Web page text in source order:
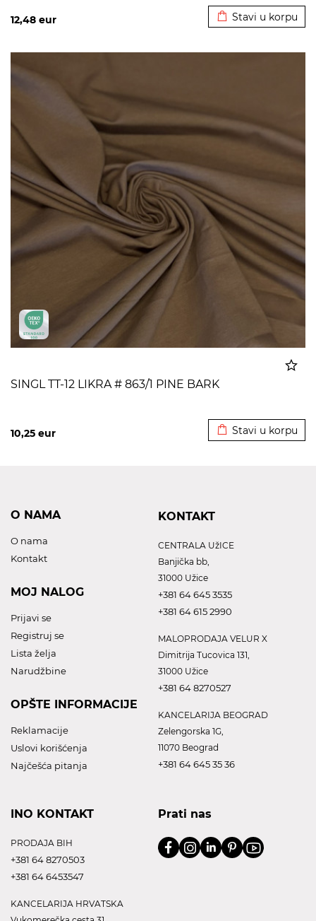
12,48 eur Stavi u korpu
SINGL TT-12 LIKRA # 863/1 PINE BARK
10,25 eur Stavi u korpu
O NAMA
O nama
Kontakt
MOJ NALOG
Prijavi se
Registruj se
Lista želja
Narudžbine
OPŠTE INFORMACIJE
Reklamacije
Uslovi korišćenja
Najčešća pitanja
KONTAKT
CENTRALA UžICE
Banjička bb,
31000 Užice
+381 64 645 3535
+381 64 615 2990
MALOPRODAJA VELUR X
Dimitrija Tucovica 131,
31000 Užice
+381 64 8270527
KANCELARIJA BEOGRAD
Zelengorska 1G,
11070 Beograd
+381 64 645 35 36
INO KONTAKT
PRODAJA BIH
+381 64 8270503
+381 64 6453547
KANCELARIJA HRVATSKA
Prati nas